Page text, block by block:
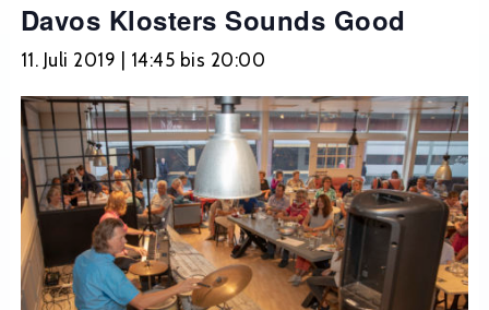
Davos Klosters Sounds Good
11. Juli 2019 | 14:45 bis 20:00